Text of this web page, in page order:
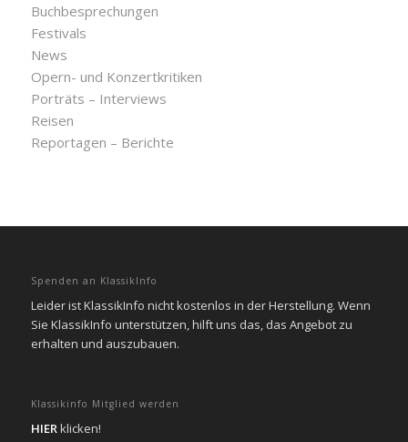
Buchbesprechungen
Festivals
News
Opern- und Konzertkritiken
Porträts – Interviews
Reisen
Reportagen – Berichte
Spenden an KlassikInfo
Leider ist KlassikInfo nicht kostenlos in der Herstellung. Wenn
Sie KlassikInfo unterstützen, hilft uns das, das Angebot zu
erhalten und auszubauen.
Klassikinfo Mitglied werden
HIERklicken!